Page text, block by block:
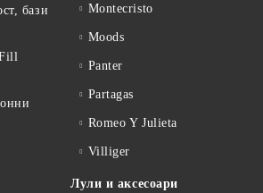
бази
Montecristo
Moods
Panter
Partagas
Romeo Y Julieta
Villiger
Лули и аксесоари